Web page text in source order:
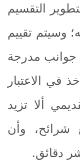
التقسيم
وسيتم تقييم
جوانب مدرجة
في الاعتبار
ألا تزيد
وأن
دقائق.